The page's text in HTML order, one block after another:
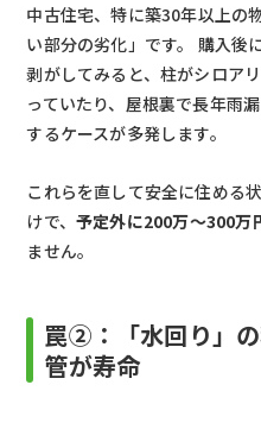
中古住宅、特に築30年以上の
い部分の劣化」です。 購入後
剥がしてみると、柱がシロア
っていたり、屋根裏で長年雨
するケースが多発します。
これらを直して安全に住める
けで、予定外に200万〜300万
ません。
罠②：「水回り」
管が寿命